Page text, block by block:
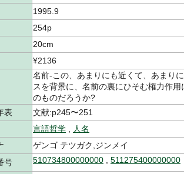
1995.9
254p
20cm
¥2136
名前-この、あまりにも近くて、あまり
スを背景に、名前の裏にひそむ権力作
のものだろうか?
表
文献:p245〜251
言語哲学
人名
ゲンゴ テツガク,ジンメイ
号
510734800000000 511275400000000